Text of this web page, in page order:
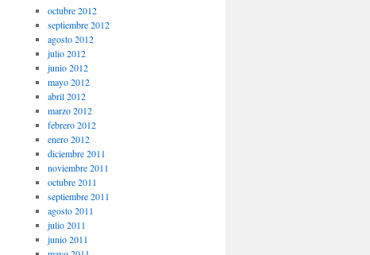
octubre 2012
septiembre 2012
agosto 2012
julio 2012
junio 2012
mayo 2012
abril 2012
marzo 2012
febrero 2012
enero 2012
diciembre 2011
noviembre 2011
octubre 2011
septiembre 2011
agosto 2011
julio 2011
junio 2011